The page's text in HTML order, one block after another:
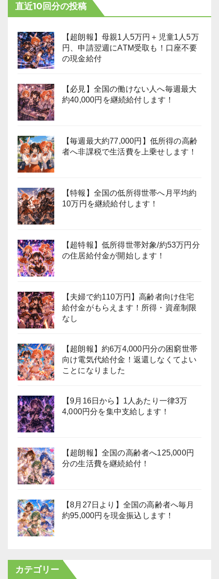
直近10回分の投稿
【超朗報】母親1人5万円＋児童1人5万
円、申請翌週にATM受取も！口座不要
の現金給付
【必見】全国の働けない人へ毎週最大
約40,000円を継続給付します！
【毎週最大約77,000円】低所得の高齢
者へ非課税で生活費を上乗せします！
【特報】全国の低所得世帯へ月平均約
10万円を継続給付します！
【超特報】低所得世帯対象/約53万円分
の住居給付金が開始します！
【夫婦で約110万円】高齢者向け住宅
給付金がもらえます！所得・資産制限
なし
【超朗報】約6万4,000円分の困窮世帯
向け電気代給付金！返還しなくてよい
ことになりました
【9月16日から】1人あたり一律3万
4,000円分を集中支給します！
【超朗報】全国の高齢者へ125,000円
分の生活費を継続給付！
【8月27日より】全国の高齢者へ毎月
約95,000円を現金振込します！
カテゴリー